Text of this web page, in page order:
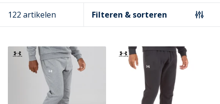
122 artikelen Filteren & sorteren